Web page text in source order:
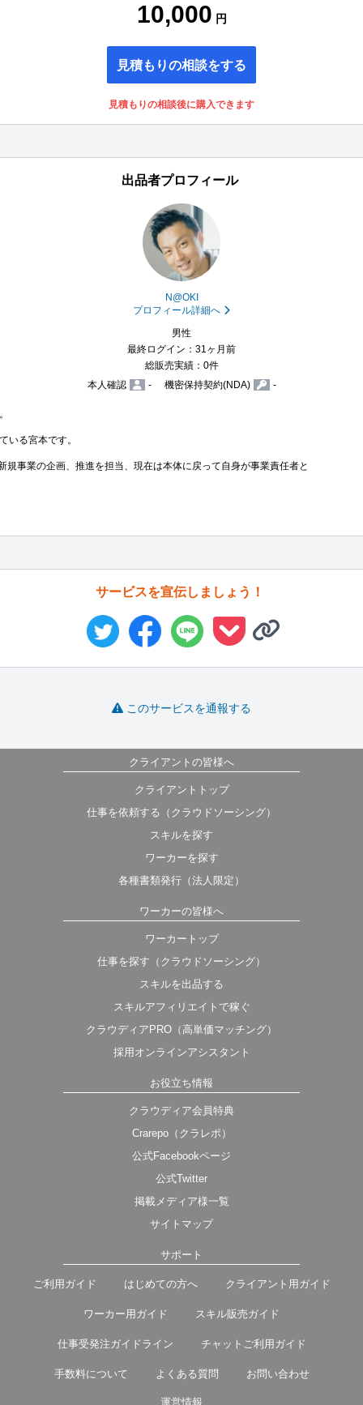
10,000 円
見積もりの相談をする
見積もりの相談後に購入できます
出品者プロフィール
N@OKI
プロフィール詳細へ
男性
最終ログイン：31ヶ月前
総販売実績：0件
本人確認
- 機密保持契約(NDA) -
いる宮本です。
規事業の企画、推進を担当、現在は本体に戻って自身が事業責任者と
サービスを宣伝しましょう！
このサービスを通報する
クライアントの皆様へ
クライアントトップ
仕事を依頼する（クラウドソーシング）
スキルを探す
ワーカーを探す
各種書類発行（法人限定）
ワーカーの皆様へ
ワーカートップ
仕事を探す（クラウドソーシング）
スキルを出品する
スキルアフィリエイトで稼ぐ
クラウディアPRO（高単価マッチング）
採用オンラインアシスタント
お役立ち情報
クラウディア会員特典
Crarepo（クラレポ）
公式Facebookページ
公式Twitter
掲載メディア様一覧
サイトマップ
サポート
ご利用ガイド はじめての方へ クライアント用ガイド
ワーカー用ガイド スキル販売ガイド
仕事受発注ガイドライン チャットご利用ガイド
手数料について よくある質問 お問い合わせ
運営情報